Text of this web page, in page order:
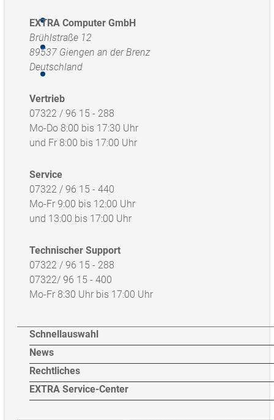
EXTRA Computer GmbH
Brühlstraße 12
89537 Giengen an der Brenz
Deutschland
Vertrieb
07322 / 96 15 - 288
Mo-Do 8:00 bis 17:30 Uhr
und Fr 8:00 bis 17:00 Uhr
Service
07322 / 96 15 - 440
Mo-Fr 9:00 bis 12:00 Uhr
und 13:00 bis 17:00 Uhr
Technischer Support
07322 / 96 15 - 288
07322/ 96 15 - 400
Mo-Fr 8:30 Uhr bis 17:00 Uhr
Schnellauswahl
News
Rechtliches
EXTRA Service-Center